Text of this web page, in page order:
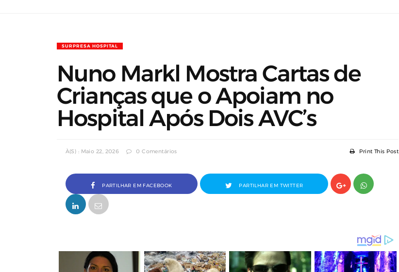
SURPRESA HOSPITAL
Nuno Markl Mostra Cartas de
Crianças que o Apoiam no
Hospital Após Dois AVC’s
À(s) : Maio 22, 2026 0 Comentários Print This Post
PARTILHAR EM FACEBOOK PARTILHAR EM TWITTER